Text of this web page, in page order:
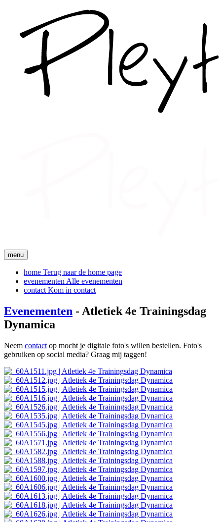
menu
home Terug naar de home page
evenementen Alle evenementen
contact Kom in contact
Evenementen - Atletiek 4e Trainingsdag
Dynamica
Neem contact op mocht je digitale foto's willen bestellen. Foto's
gebruiken op social media? Graag mij taggen!